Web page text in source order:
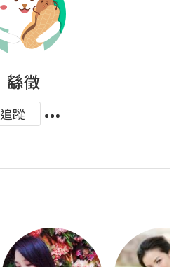
繇徵
追蹤